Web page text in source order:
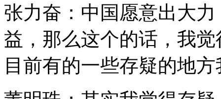
张力奋：中国愿意出大
益，那么这个的话，我
目前有的一些存疑的地